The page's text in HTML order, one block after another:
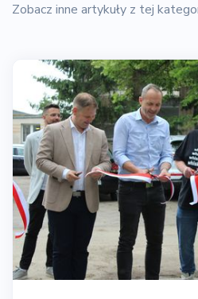
Zobacz inne artykuły z tej